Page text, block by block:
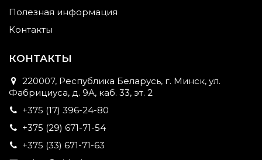
Полезная информация
Контакты
КОНТАКТЫ
220007, Республика Беларусь, г. Минск, ул.
Фабрициуса, д. 9А, каб. 33, эт. 2
+375 (17) 396-24-80
+375 (29) 671-71-54
+375 (33) 671-71-63